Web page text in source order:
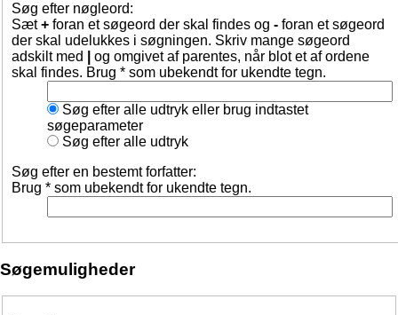
Søg efter nøgleord:
Sæt+ foran et søgeord der skal findes og - foran et søgeord
der skal udelukkes i søgningen. Skriv mange søgeord
adskilt med
og omgivet af parentes, når blot et af ordene
skal findes. Brug * som ubekendt for ukendte tegn.
Søg efter alle udtryk eller brug indtastet
søgeparameter
Søg efter alle udtryk
Søg efter en bestemt forfatter:
Brug * som ubekendt for ukendte tegn.
Søgemuligheder